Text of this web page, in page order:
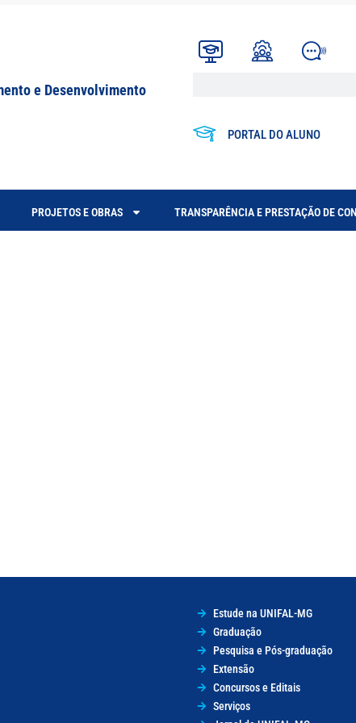
e Desenvolvimento
PORTAL DO ALUNO
PROJETOS E OBRAS TRANSPARÊNCIA E PRESTAÇÃO DE
Estude na UNIFAL-MG
Graduação
Pesquisa e Pós-graduação
Extensão
Concursos e Editais
Serviços